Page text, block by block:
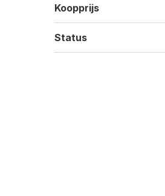
Koopprijs
Status